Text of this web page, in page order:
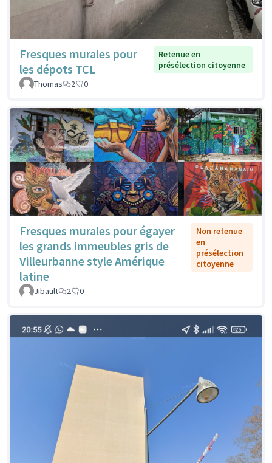
Fresques murales pour
les dépots TCL
Retenue en
présélection citoyenne
Thomas
2 0
Fresques murales pour égayer
les grands immeubles gris de
Villeurbanne style Amérique
latine
Non retenue
en
présélection
citoyenne
Jibault 2 0